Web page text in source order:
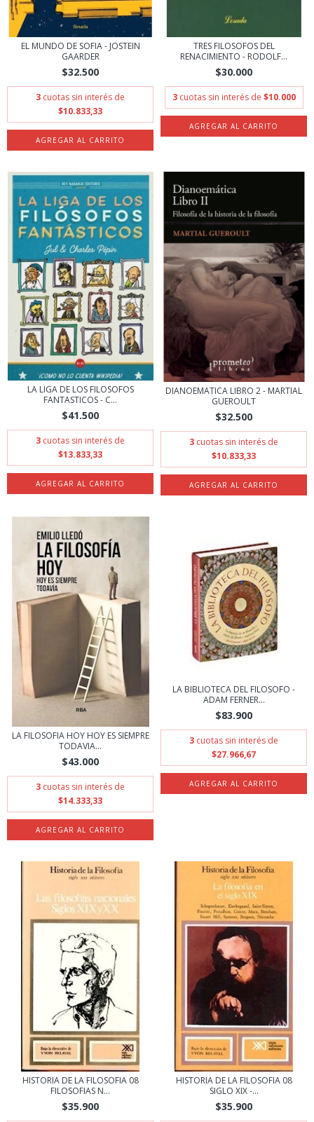
EL MUNDO DE SOFIA - JOSTEIN
GAARDER
$32.500
3 cuotas sin interés de
$10.833,33
TRES FILOSOFOS DEL
RENACIMIENTO - RODOLF...
$30.000
3 cuotas sin interés de $10.000
LA LIGA DE LOS FILOSOFOS
FANTASTICOS - C...
$41.500
3 cuotas sin interés de
$13.833,33
DIANOEMATICA LIBRO 2 - MARTIAL
GUEROULT
$32.500
3 cuotas sin interés de
$10.833,33
LA FILOSOFIA HOY HOY ES SIEMPRE
TODAVIA...
$43.000
3 cuotas sin interés de
$14.333,33
LA BIBLIOTECA DEL FILOSOFO -
ADAM FERNER...
$83.900
3 cuotas sin interés de
$27.966,67
HISTORIA DE LA FILOSOFIA 08
FILOSOFIAS N...
$35.900
HISTORIA DE LA FILOSOFIA 08
SIGLO XIX -...
$35.900